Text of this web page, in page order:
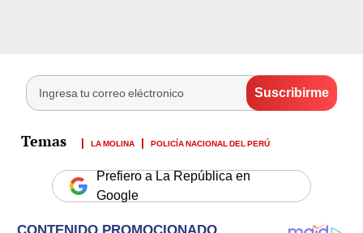
LA MOLINA POLICÍA NACIONAL DEL PERÚ
Prefiero a La República en
Google